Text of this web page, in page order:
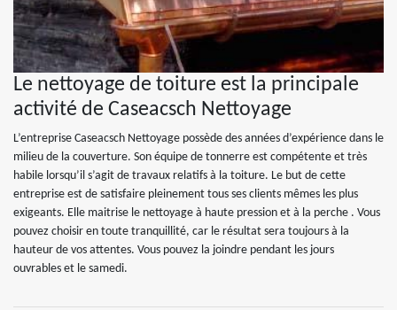
Le nettoyage de toiture est la principale
activité de Caseacsch Nettoyage
L’entreprise Caseacsch Nettoyage possède des années d’expérience dans le
milieu de la couverture. Son équipe de tonnerre est compétente et très
habile lorsqu’il s’agit de travaux relatifs à la toiture. Le but de cette
entreprise est de satisfaire pleinement tous ses clients mêmes les plus
exigeants. Elle maitrise le nettoyage à haute pression et à la perche . Vous
pouvez choisir en toute tranquillité, car le résultat sera toujours à la
hauteur de vos attentes. Vous pouvez la joindre pendant les jours
ouvrables et le samedi.